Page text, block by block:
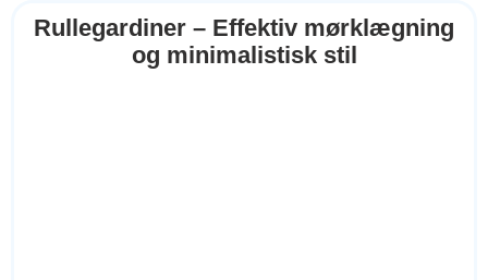
Rullegardiner – Effektiv mørklægning
og minimalistisk stil